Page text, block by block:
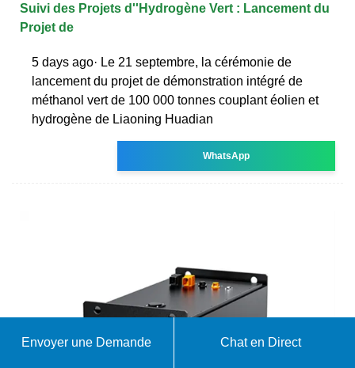
Suivi des Projets d''Hydrogène Vert : Lancement du
Projet de
5 days ago· Le 21 septembre, la cérémonie de
lancement du projet de démonstration intégré de
méthanol vert de 100 000 tonnes couplant éolien et
hydrogène de Liaoning Huadian
WhatsApp
Envoyer une Demande Chat en Direct